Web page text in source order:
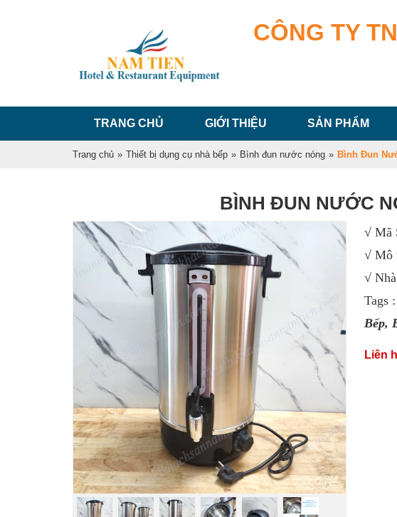
CÔNG TY
TRANG CHỦ GIỚI THIỆU SẢN PHẨM
Trang chủ » Thiết bị dụng cụ nhà bếp » Bình đun nước nóng » Bình Đun
BÌNH ĐUN NƯỚC
√Mã
√Mô
√
Tags :
Bếp,
Liên